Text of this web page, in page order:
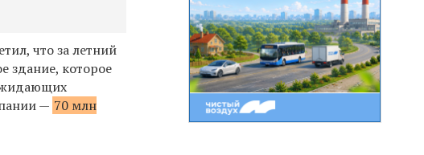
что за летний
здание, которое
— 70 млн